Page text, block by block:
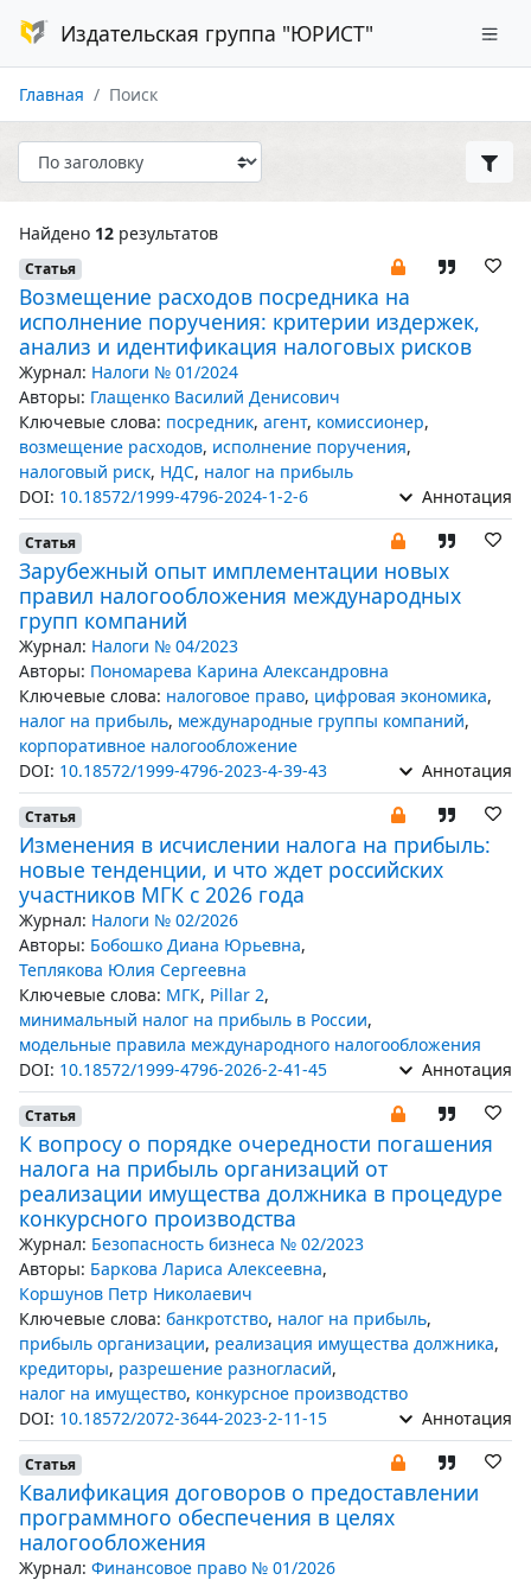
Издательская группа "ЮРИСТ"
Главная Поиск
Найдено 12 результатов
Статья
Возмещение расходов посредника на
исполнение поручения: критерии издержек,
анализ и идентификация налоговых рисков
Журнал: Налоги № 01/2024
Авторы: Глащенко Василий Денисович
Ключевые слова: посредник, агент, комиссионер,
возмещение расходов, исполнение поручения,
налоговый риск, НДС, налог на прибыль
DOI: 10.18572/1999-4796-2024-1-2-6 Аннотация
Статья
Зарубежный опыт имплементации новых
правил налогообложения международных
групп компаний
Журнал: Налоги № 04/2023
Авторы: Пономарева Карина Александровна
Ключевые слова: налоговое право, цифровая экономика,
налог на прибыль, международные группы компаний,
корпоративное налогообложение
DOI: 10.18572/1999-4796-2023-4-39-43 Аннотация
Статья
Изменения в исчислении налога на прибыль:
новые тенденции, и что ждет российских
участников МГК с 2026 года
Журнал: Налоги № 02/2026
Авторы: Бобошко Диана Юрьевна,
Теплякова Юлия Сергеевна
Ключевые слова: МГК, Pillar 2,
минимальный налог на прибыль в России,
модельные правила международного налогообложения
DOI: 10.18572/1999-4796-2026-2-41-45 Аннотация
Статья
К вопросу о порядке очередности погашения
налога на прибыль организаций от
реализации имущества должника в процедуре
конкурсного производства
Журнал: Безопасность бизнеса № 02/2023
Авторы: Баркова Лариса Алексеевна,
Коршунов Петр Николаевич
Ключевые слова: банкротство, налог на прибыль,
прибыль организации, реализация имущества должника,
кредиторы, разрешение разногласий,
налог на имущество, конкурсное производство
DOI: 10.18572/2072-3644-2023-2-11-15 Аннотация
Статья
Квалификация договоров о предоставлении
программного обеспечения в целях
налогообложения
Журнал: Финансовое право № 01/2026